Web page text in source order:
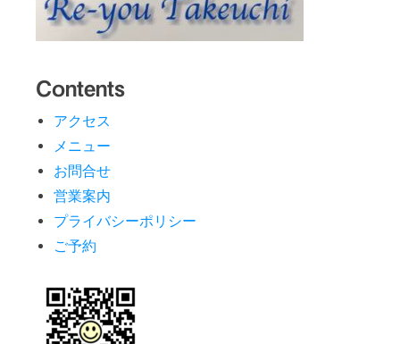
Contents
アクセス
メニュー
お問合せ
営業案内
プライバシーポリシー
ご予約